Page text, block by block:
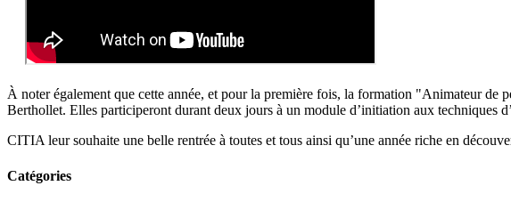
À noter également que cette année, et pour la première fois, la formation "Animateur de
Berthollet. Elles participeront durant deux jours à un module d’initiation aux techniques
CITIA leur souhaite une belle rentrée à toutes et tous ainsi qu’une année riche en
Catégories